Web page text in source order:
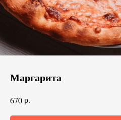
Маргарита
670р.